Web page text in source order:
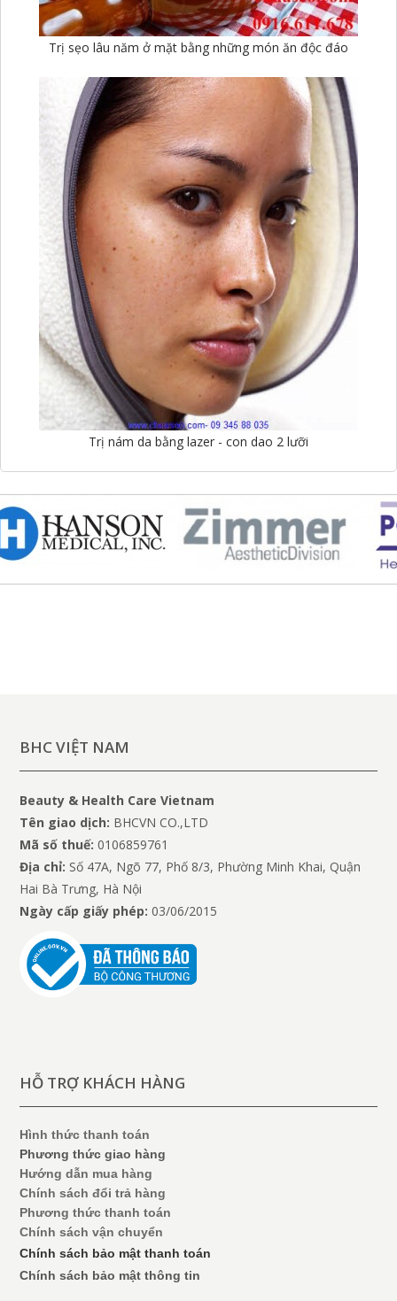
Trị sẹo lâu năm ở mặt bằng những món ăn độc đáo
Trị nám da bằng lazer - con dao 2 lưỡi
BHC VIỆT NAM
Beauty & Health Care Vietnam
Tên giao dịch: BHCVN CO.,LTD
Mã số thuế:0106859761
Địa chỉ: Số 47A, Ngõ 77, Phố 8/3, Phường Minh Khai, Quận
Hai Bà Trưng, Hà Nội
Ngày cấp giấy phép: 03/06/2015
HỖ TRỢ KHÁCH HÀNG
Hình thức thanh toán
Phương thức giao hàng
Hướng dẫn mua hàng
Chính sách đổi trả hàng
Phương thức thanh toán
Chính sách vận chuyển
Chính sách bảo mật thanh toán
Chính sách bảo mật thông tin